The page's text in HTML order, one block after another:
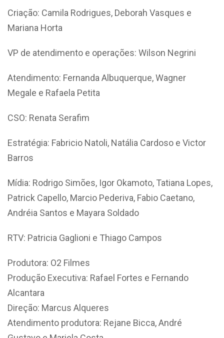
Criação: Camila Rodrigues, Deborah Vasques e
Mariana Horta
VP de atendimento e operações: Wilson Negrini
Atendimento: Fernanda Albuquerque, Wagner
Megale e Rafaela Petita
CSO: Renata Serafim
Estratégia: Fabricio Natoli, Natália Cardoso e Victor
Barros
Mídia: Rodrigo Simões, Igor Okamoto, Tatiana Lopes,
Patrick Capello, Marcio Pederiva, Fabio Caetano,
Andréia Santos e Mayara Soldado
RTV: Patricia Gaglioni e Thiago Campos
Produtora: O2 Filmes
Produção Executiva: Rafael Fortes e Fernando
Alcantara
Direção: Marcus Alqueres
Atendimento produtora: Rejane Bicca, André